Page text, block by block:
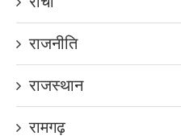
राजनीति
राजस्थान
रामगढ़